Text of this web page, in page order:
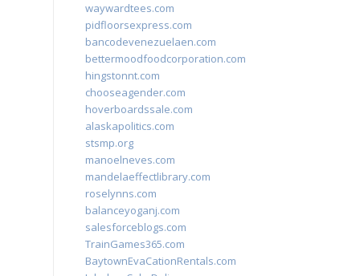
waywardtees.com
pidfloorsexpress.com
bancodevenezuelaen.com
bettermoodfoodcorporation.com
hingstonnt.com
chooseagender.com
hoverboardssale.com
alaskapolitics.com
stsmp.org
manoelneves.com
mandelaeffectlibrary.com
roselynns.com
balanceyoganj.com
salesforceblogs.com
TrainGames365.com
BaytownEvaCationRentals.com